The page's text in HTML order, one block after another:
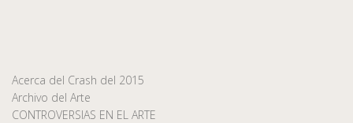
Acerca del Crash del 2015
Archivo del Arte
CONTROVERSIAS EN EL ARTE